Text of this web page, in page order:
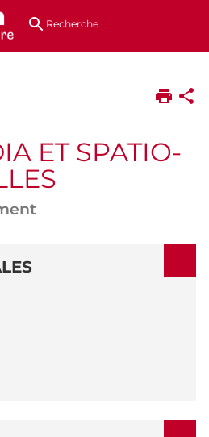
au
directsRecherche
ET SPATIO-